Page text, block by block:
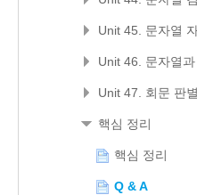
Unit 45. 문자열
Unit 46. 문자열
Unit 47. 회문 판
핵심 정리
핵심 정리
Q & A